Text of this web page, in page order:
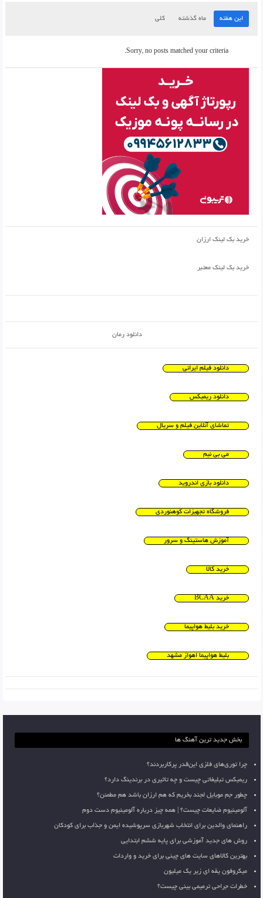
این هفته ماه گذشته کلی
Sorry, no posts matched your criteria.
خرید بک لینک ارزان
خرید بک لینک معتبر
دانلود رمان
دانلود فیلم ایرانی
دانلود ریمیکس
تماشای آنلاین فیلم و سریال
می بی نیم
دانلود بازی اندروید
فروشگاه تجهیزات کوهنوردی
آموزش هاستینگ و سرور
خرید کالا
خرید BCAA
خرید بلیط هواپیما
بلیط هواپیما اهواز مشهد
بخش جدید ترین آهنگ ها
چرا توری‌های فلزی این‌قدر پرکاربردند؟
ریمیکس تبلیغاتی چیست و چه تاثیری در برندینگ دارد؟
چطور جم موبایل لجند بخریم که هم ارزان باشد هم مطمئن؟
آلومینیوم ضایعات چیست؟ | همه چیز درباره آلومینیوم دست دوم
راهنمای والدین برای انتخاب شهربازی سرپوشیده ایمن و جذاب برای کودکان
روش های جدید آموزشی برای پایه ششم ابتدایی
بهترین کالاهای سایت های چینی برای خرید و واردات
میکروفون یقه ای زیر یک میلیون
خطرات جراحی ترمیمی بینی چیست؟